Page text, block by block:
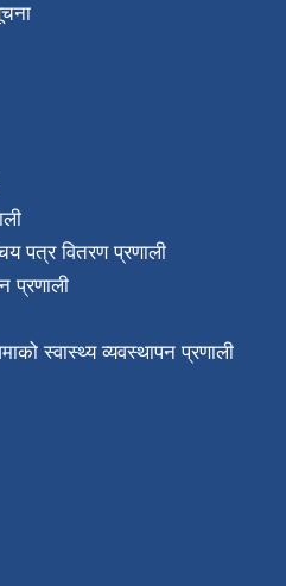
पत्र वितरण प्रणाली
प्रणाली
स्वास्थ्य व्यवस्थापन प्रणाली